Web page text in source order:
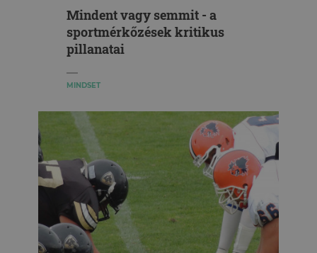
Mindent vagy semmit - a
sportmérkőzések kritikus
pillanatai
MINDSET